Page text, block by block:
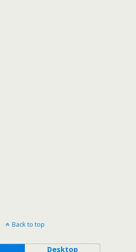
Back to top
Desktop